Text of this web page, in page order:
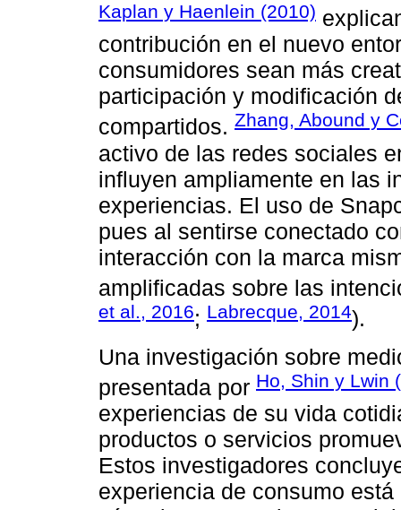
Kaplan y Haenlein (2010)
contribución en el nuevo
consumidores sean más
participación y modificación
compartidos. Zhang, Abound y
activo de las redes sociales
influyen ampliamente en las
experiencias. El uso de
pues al sentirse conectado
interacción con la marca
amplificadas sobre las
et al., 2016; Labrecque, 2014).
Una investigación sobre
presentada por Ho, Shin y Lwin
experiencias de su vida
productos o servicios
Estos investigadores
experiencia de consumo